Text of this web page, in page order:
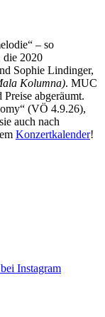
– so
die 2020
Sophie Lindinger,
Kolumna). MUC
abgeräumt.
(VÖ 4.9.26),
auch nach
Konzertkalender!